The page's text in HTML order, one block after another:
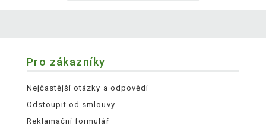
Pro zákazníky
Nejčastější otázky a odpovědi
Odstoupit od smlouvy
Reklamační formulář